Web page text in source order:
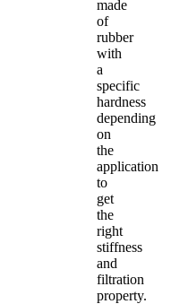
made
of
rubber
with
a
specific
hardness
depending
on
the
application
to
get
the
right
stiffness
and
filtration
property.